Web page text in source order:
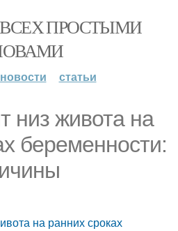
ПРОСТЫМИ
новости статьи
низ живота на
беременности:
на ранних сроках